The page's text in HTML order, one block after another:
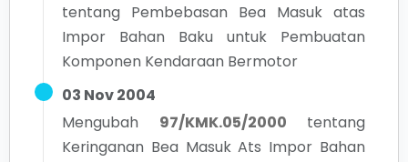
tentang Pembebasan Bea Masuk atas
Impor Bahan Baku untuk Pembuatan
Komponen Kendaraan Bermotor
03 Nov 2004
Mengubah
97/KMK.05/2000
tentang
Keringanan Bea Masuk Ats Impor Bahan